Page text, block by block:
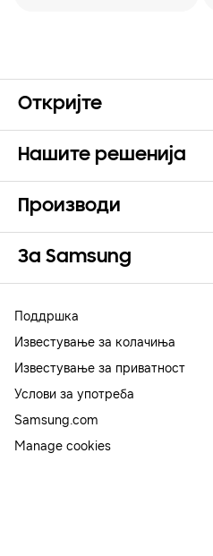
Откријте
Нашите решенија
Производи
За Samsung
Поддршка
Известување за колачиња
Известување за приватност
Услови за употреба
Samsung.com
Manage cookies